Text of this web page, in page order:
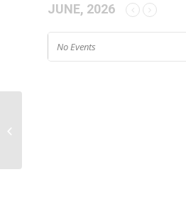
JUNE, 2026
No Events